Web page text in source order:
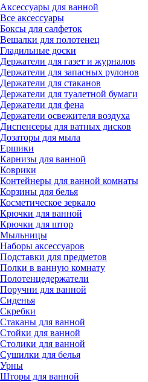
Аксессуары для ванной
Все аксессуары
Боксы для салфеток
Вешалки для полотенец
Гладильные доски
Держатели для газет и журналов
Держатели для запасных рулонов
Держатели для стаканов
Держатели для туалетной бумаги
Держатели для фена
Держатели освежителя воздуха
Диспенсеры для ватных дисков
Дозаторы для мыла
Ершики
Карнизы для ванной
Коврики
Контейнеры для ванной комнаты
Корзины для белья
Косметическое зеркало
Крючки для ванной
Крючки для штор
Мыльницы
Наборы аксессуаров
Подставки для предметов
Полки в ванную комнату
Полотенцедержатели
Поручни для ванной
Сиденья
Скребки
Стаканы для ванной
Стойки для ванной
Столики для ванной
Сушилки для белья
Урны
Шторы для ванной